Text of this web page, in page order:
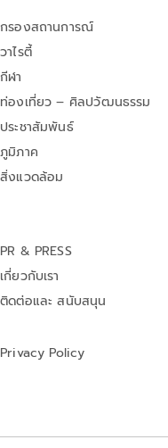
กรองสถานการณ์
วาไรตี้
กีฬา
ท่องเที่ยว – ศิลปวัฒนธรรม
ประชาสัมพันธ์
ภูมิภาค
สิ่งแวดล้อม
PR & PRESS
เกี่ยวกับเรา
ติดต่อและ สนับสนุน
Privacy Policy